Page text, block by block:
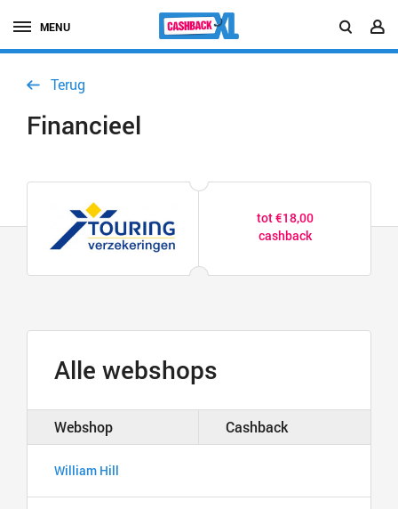
MENU
Terug
Financieel
tot €18,00
cashback
Alle webshops
Webshop Cashback
William Hill